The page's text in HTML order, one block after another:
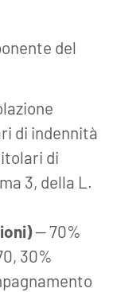
del
di indennità
di
3, della L.
— 70%
30%